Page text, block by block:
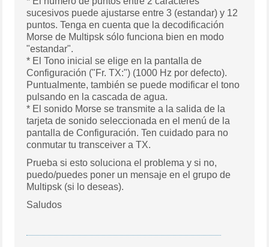
sucesivos puede ajustarse entre 3 (estandar) y 12
puntos. Tenga en cuenta que la decodificación
Morse de Multipsk sólo funciona bien en modo
"estandar".
* El Tono inicial se elige en la pantalla de
Configuración ("Fr. TX:") (1000 Hz por defecto).
Puntualmente, también se puede modificar el tono
pulsando en la cascada de agua.
* El sonido Morse se transmite a la salida de la
tarjeta de sonido seleccionada en el menú de la
pantalla de Configuración. Ten cuidado para no
conmutar tu transceiver a TX.
Prueba si esto soluciona el problema y si no,
puedo/puedes poner un mensaje en el grupo de
Multipsk (si lo deseas).
Saludos